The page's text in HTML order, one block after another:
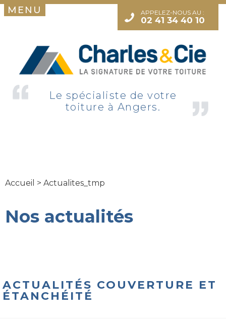
MENU APPELEZ-NOUS AU :
02 41 34 40 10
Le spécialiste de votre
toiture à Angers.
Accueil > Actualites_tmp
Nos actualités
ACTUALITÉS COUVERTURE ET
ÉTANCHÉITÉ